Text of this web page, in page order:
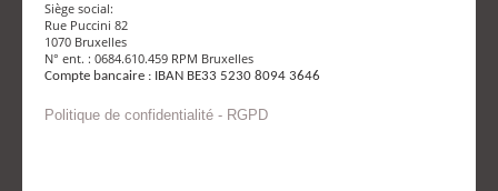
Siège social:
Rue Puccini 82
1070 Bruxelles
N° ent. : 0684.610.459 RPM Bruxelles
Compte bancaire : IBAN BE33 5230 8094 3646
Politique de confidentialité - RGPD